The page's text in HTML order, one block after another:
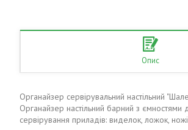
Опис
Органайзер сервірувальний настільний
Органайзер настільний барний з ємностями
сервірування приладів: виделок, ложок,